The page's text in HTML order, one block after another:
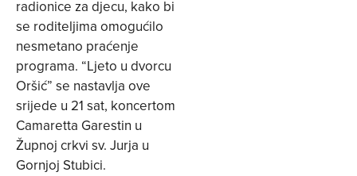
radionice za djecu, kako bi
se roditeljima omogućilo
nesmetano praćenje
programa. “Ljeto u dvorcu
Oršić” se nastavlja ove
srijede u 21 sat, koncertom
Camaretta Garestin u
Župnoj crkvi sv. Jurja u
Gornjoj Stubici.